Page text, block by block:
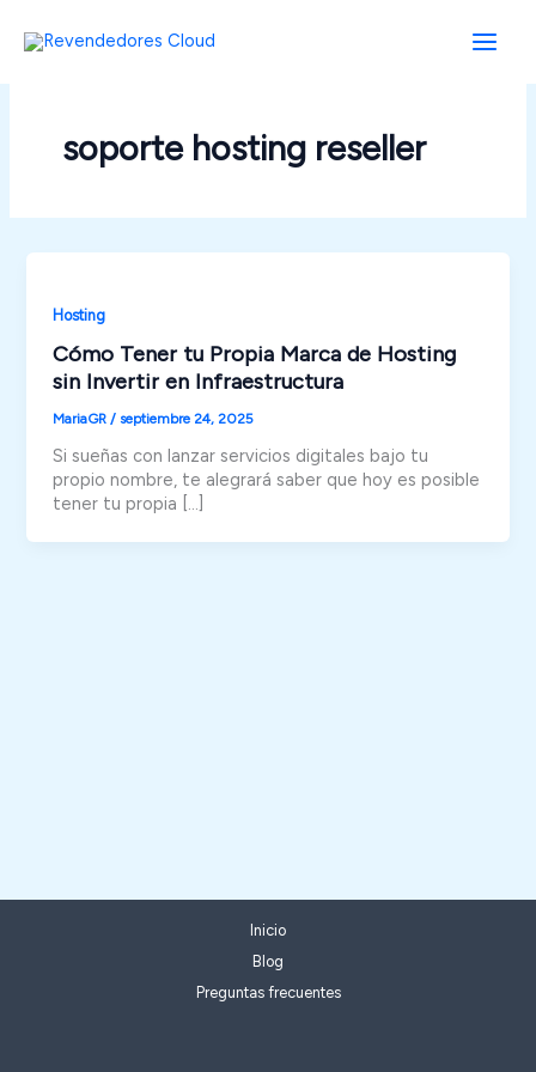
contenido
soporte hosting reseller
Hosting
Cómo Tener tu Propia Marca de Hosting
sin Invertir en Infraestructura
MariaGR/septiembre 24, 2025
Si sueñas con lanzar servicios digitales bajo tu
propio nombre, te alegrará saber que hoy es posible
tener tu propia […]
Inicio
Blog
Preguntas frecuentes